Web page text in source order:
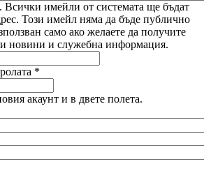
Всички имейли от системата ще бъдат
Този имейл няма да бъде публично
само ако желаете да получите
новини и служебна информация.
*
акаунт и в двете полета.